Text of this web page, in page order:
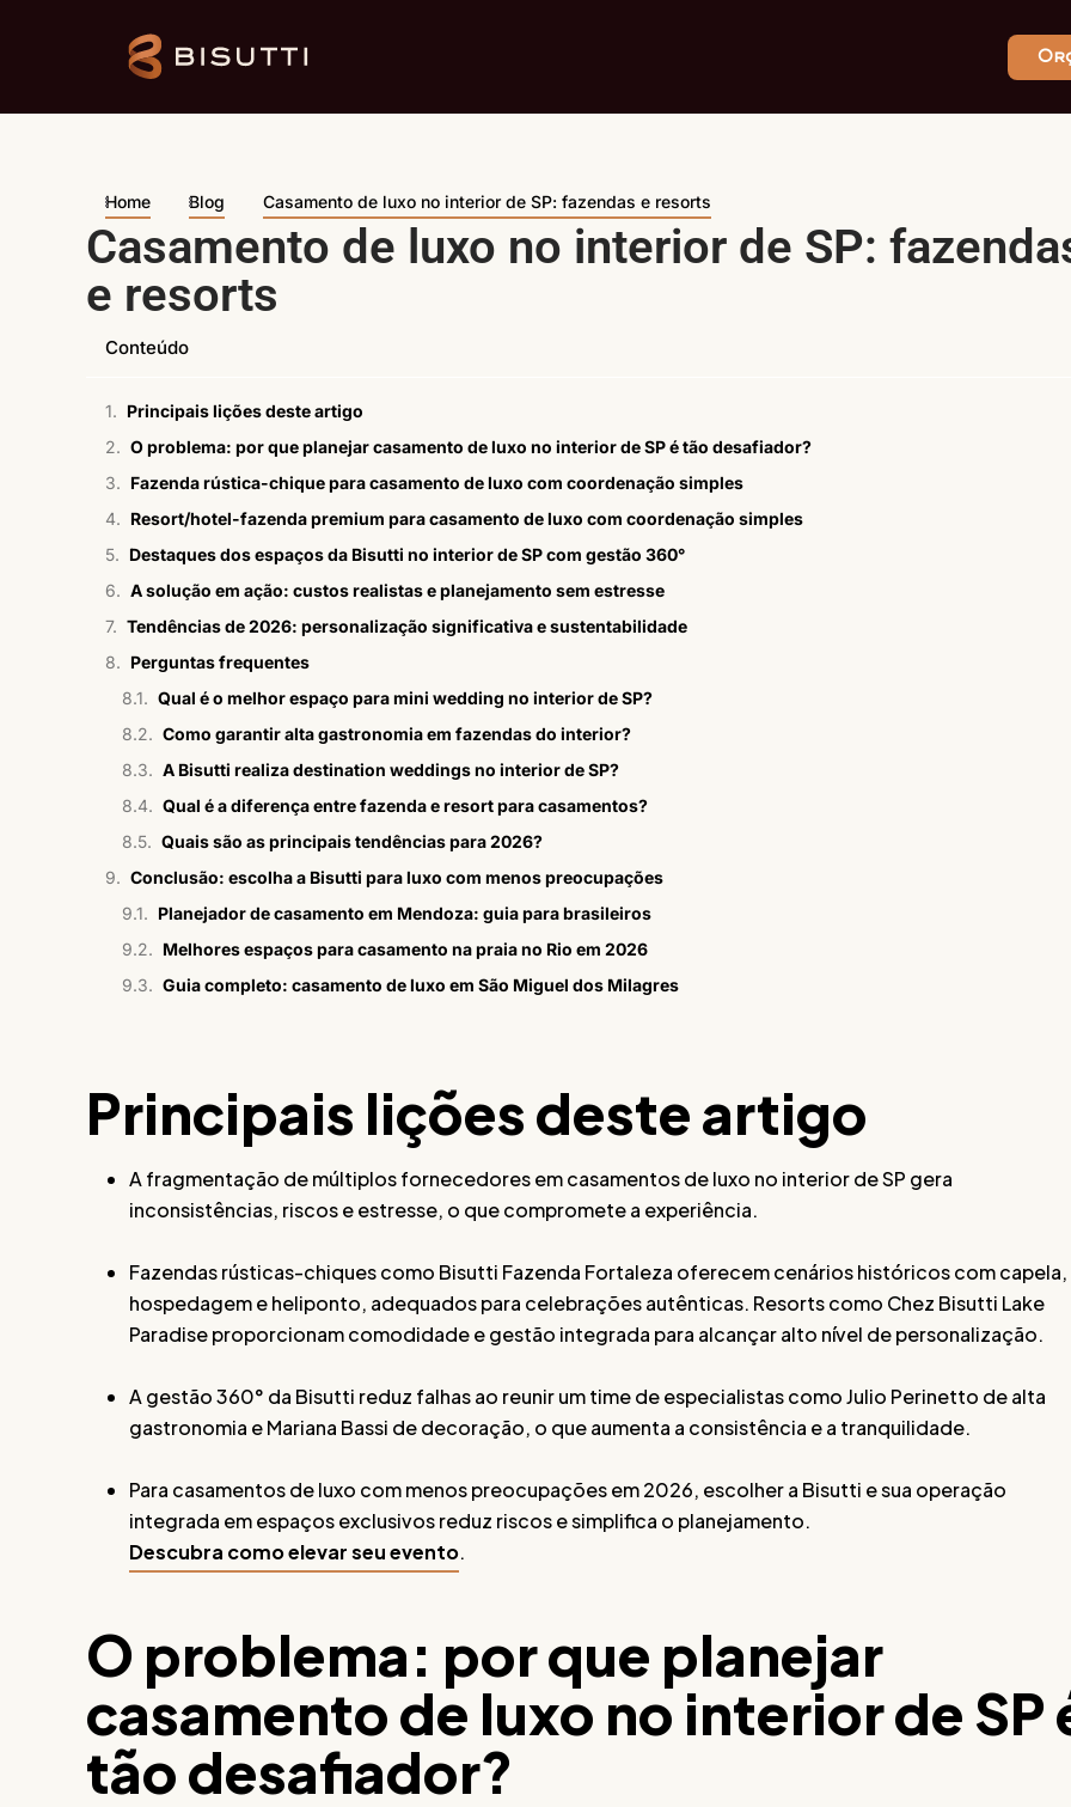
Home Blog Casamento de luxo no interior de SP: fazendas e resorts
Casamento de luxo no interior de SP:
e resorts
Conteúdo
Principais lições deste artigo
O problema: por que planejar casamento de luxo no interior de SP é tão desafiador?
Fazenda rústica-chique para casamento de luxo com coordenação simples
Resort/hotel-fazenda premium para casamento de luxo com coordenação simples
Destaques dos espaços da Bisutti no interior de SP com gestão 360°
A solução em ação: custos realistas e planejamento sem estresse
Tendências de 2026: personalização significativa e sustentabilidade
Perguntas frequentes
Qual é o melhor espaço para mini wedding no interior de SP?
Como garantir alta gastronomia em fazendas do interior?
A Bisutti realiza destination weddings no interior de SP?
Qual é a diferença entre fazenda e resort para casamentos?
Quais são as principais tendências para 2026?
Conclusão: escolha a Bisutti para luxo com menos preocupações
Planejador de casamento em Mendoza: guia para brasileiros
Melhores espaços para casamento na praia no Rio em 2026
Guia completo: casamento de luxo em São Miguel dos Milagres
Principais lições deste artigo
A fragmentação de múltiplos fornecedores em casamentos de luxo no interior de SP gera
inconsistências, riscos e estresse, o que compromete a experiência.
Fazendas rústicas-chiques como Bisutti Fazenda Fortaleza oferecem cenários históricos com capela,
hospedagem e heliponto, adequados para celebrações autênticas. Resorts como Chez Bisutti Lake
Paradise proporcionam comodidade e gestão integrada para alcançar alto nível de personalização.
A gestão 360° da Bisutti reduz falhas ao reunir um time de especialistas como Julio Perinetto de alta
gastronomia e Mariana Bassi de decoração, o que aumenta a consistência e a tranquilidade.
Para casamentos de luxo com menos preocupações em 2026, escolher a Bisutti e sua operação
integrada em espaços exclusivos reduz riscos e simplifica o planejamento.
Descubra como elevar seu evento.
O problema: por que planejar
casamento de luxo no interior de SP
tão desafiador?